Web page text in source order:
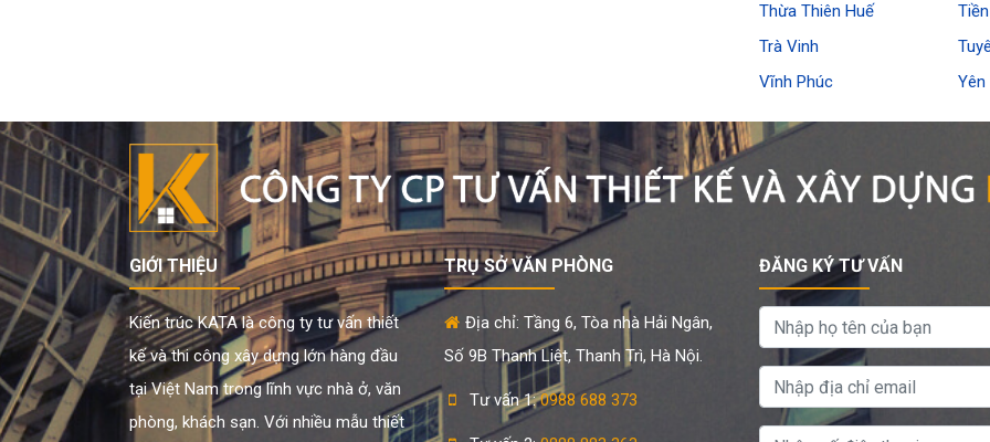
Thừa Thiên Huế
Trà Vinh
Vĩnh Phúc
Yên
GIỚI THIỆU
Kiến trúc KATA là công ty tư vấn thiết
kế và thi công xây dựng lớn hàng đầu
tại Việt Nam trong lĩnh vực nhà ở, văn
phòng, khách sạn. Với nhiều mẫu thiết
TRỤ SỞ VĂN PHÒNG
Địa chỉ: Tầng 6, Tòa nhà Hải Ngân,
Số 9B Thanh Liệt, Thanh Trì, Hà Nội.
Tư vấn 1:0988 688 373
ĐĂNG KÝ TƯ VẤN